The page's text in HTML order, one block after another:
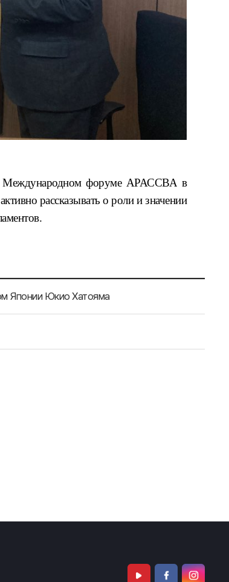
Международном форуме АРАССВА в
активно рассказывать о роли и значении
.
Японии Юкио Хатояма